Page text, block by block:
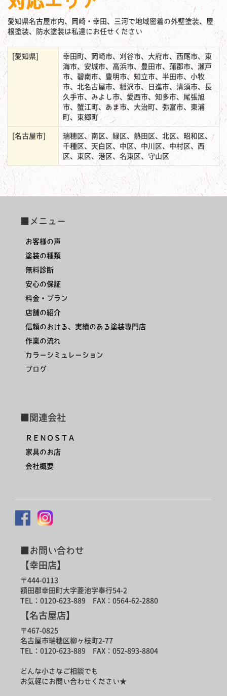
愛知県名古屋市内、岡崎・幸田、三河で地域密着の外壁塗装、屋
根塗装、防水塗装は私達にお任せください
[愛知県]
幸田町、岡崎市、刈谷市、大府市、西尾市、東
海市、安城市、高浜市、豊田市、蒲郡市、瀬戸
市、碧南市、豊明市、知立市、半田市、小牧
市、北名古屋市、稲沢市、日進市、清須市、長
久手市、みよし市、愛西市、知多市、尾張旭
市、蟹江町、あま市、大治町、弥富市、東浦
町、東郷町
[名古屋市]
瑞穂区、南区、緑区、熱田区、北区、昭和区、
千種区、天白区、中区、中川区、中村区、西
区、東区、港区、名東区、守山区
■メニュー
お客様の声
塗装の種類
無料診断
安心の保証
料金・プラン
店舗の紹介
信頼のおける、実績のある塗装専門店
作業の流れ
カラーシミュレーション
ブログ
■関連会社
ＲＥＮＯＳＴＡ
家具のお店
会社概要
■お問い合わせ
【幸田店】
〒444-0113
額田郡幸田町大字菱池字奉行54-2
TEL：0120-623-889 FAX：0564-62-2880
【名古屋店】
〒467-0825
名古屋市瑞穂区柳ヶ枝町2-77
TEL：0120-623-889 FAX：052-893-8804
どんな小さなご相談でも
お気軽にお問い合わせください★